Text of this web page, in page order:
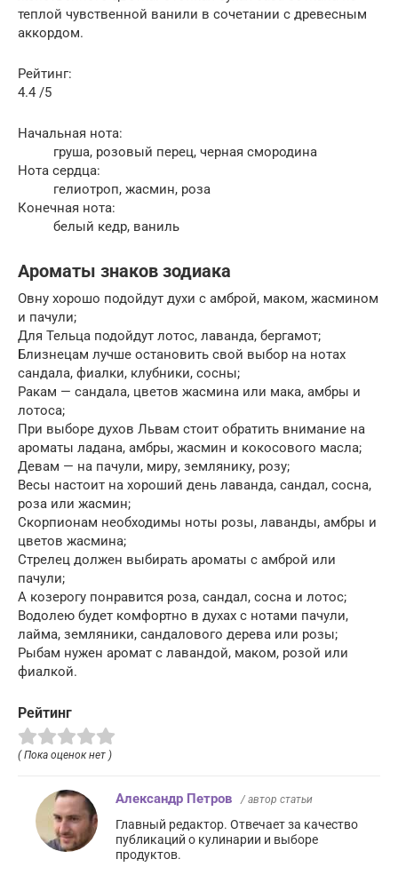
теплой чувственной ванили в сочетании с древесным
аккордом.
Рейтинг:
4.4 /5
Начальная нота:
груша, розовый перец, черная смородина
Нота сердца:
гелиотроп, жасмин, роза
Конечная нота:
белый кедр, ваниль
Ароматы знаков зодиака
Овну хорошо подойдут духи с амброй, маком, жасмином
и пачули;
Для Тельца подойдут лотос, лаванда, бергамот;
Близнецам лучше остановить свой выбор на нотах
сандала, фиалки, клубники, сосны;
Ракам — сандала, цветов жасмина или мака, амбры и
лотоса;
При выборе духов Львам стоит обратить внимание на
ароматы ладана, амбры, жасмин и кокосового масла;
Девам — на пачули, миру, землянику, розу;
Весы настоит на хороший день лаванда, сандал, сосна,
роза или жасмин;
Скорпионам необходимы ноты розы, лаванды, амбры и
цветов жасмина;
Стрелец должен выбирать ароматы с амброй или
пачули;
А козерогу понравится роза, сандал, сосна и лотос;
Водолею будет комфортно в духах с нотами пачули,
лайма, земляники, сандалового дерева или розы;
Рыбам нужен аромат с лавандой, маком, розой или
фиалкой.
Рейтинг
( Пока оценок нет )
Александр Петров / автор статьи
Главный редактор. Отвечает за качество
публикаций о кулинарии и выборе
продуктов.